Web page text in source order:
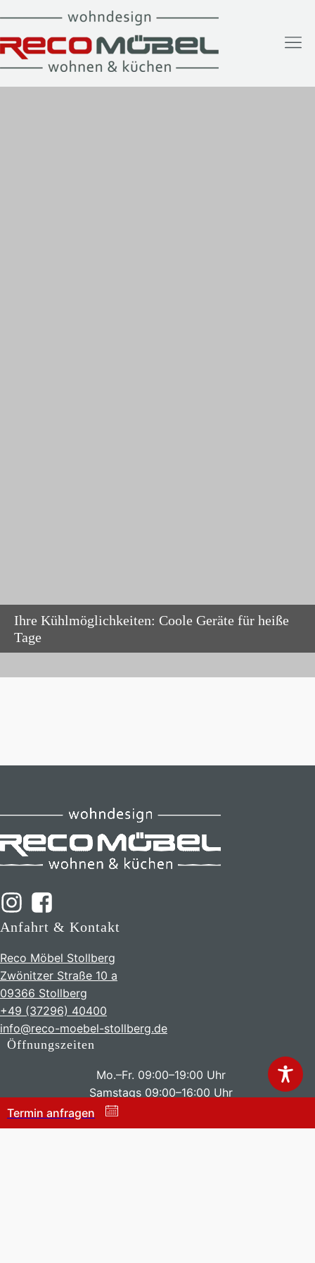
Termin anfragen
Ihre Kühlmöglichkeiten: Coole Geräte für heiße
Tage
Anfahrt & Kontakt
Reco Möbel Stollberg
Zwönitzer Straße 10 a
09366 Stollberg
+49 (37296) 40400
info@reco-moebel-stollberg.de
Öffnungszeiten
Mo.–Fr. 09:00–19:00 Uhr
Samstags 09:00–16:00 Uhr